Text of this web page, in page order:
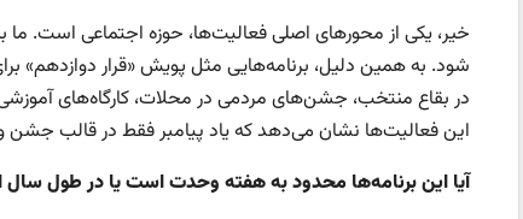
خیر، یکی از محورهای اصلی فعالیت‌ها، حوزه اجتماعی است.
شود. به همین دلیل، برنامه‌هایی مثل پویش «قرار دوازدهم»
در بقاع منتخب، جشن‌های مردمی در محلات، کارگاه‌های آموزشی
این فعالیت‌ها نشان می‌دهد که یاد پیامبر فقط در قالب
آیا این برنامه‌ها محدود به هفته وحدت است یا در طول